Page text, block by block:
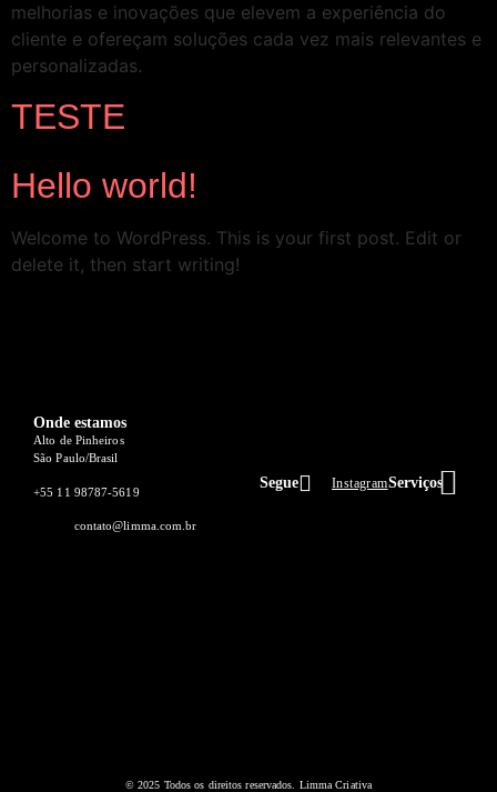
melhorias e inovações que elevem a experiência do
cliente e ofereçam soluções cada vez mais relevantes e
personalizadas.
TESTE
Hello world!
Welcome to WordPress. This is your first post. Edit or
delete it, then start writing!
Onde estamos
Alto de Pinheiros
São Paulo/Brasil
+55 11 98787-5619
contato@limma.com.br
Segue InstagramServiços
© 2025 Todos os direitos reservados. Limma Criativa